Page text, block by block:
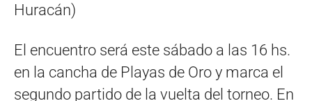
Huracán)
El encuentro será este sábado a las 16 hs.
en la cancha de Playas de Oro y marca el
segundo partido de la vuelta del torneo. En